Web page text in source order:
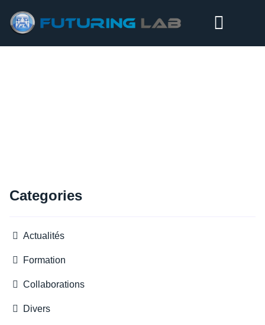
Categories
Actualités
Formation
Collaborations
Divers